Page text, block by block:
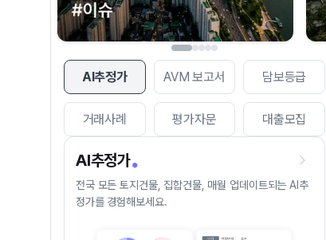
AI추정가 AVM 보고서 담보등급
거래사례 평가자문 대출모집
AI추정가
전국 모든 토지건물, 집합건물, 매월 업데이트되는 AI추
정가를 경험해보세요.